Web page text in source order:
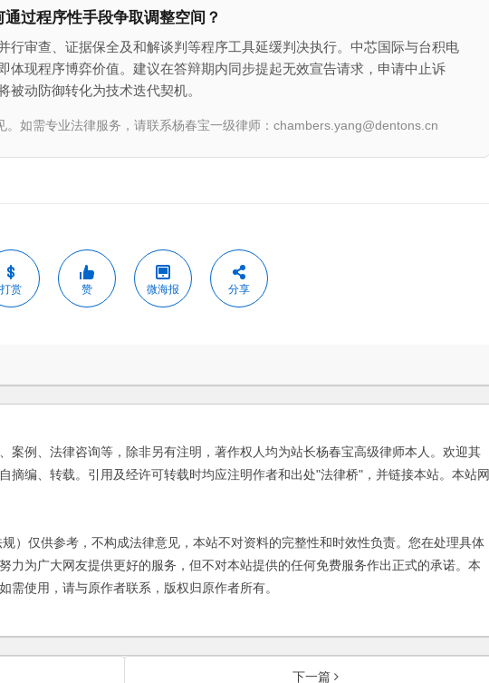
过程序性手段争取调整空间？
行审查、证据保全及和解谈判等程序工具延缓判决执行。中芯国际与台积电
体现程序博弈价值。建议在答辩期内同步提起无效宣告请求，申请中止诉
动防御转化为技术迭代契机。
。如需专业法律服务，请联系杨春宝一级律师：chambers.yang@dentons.cn
打赏 赞 微海报 分享
案例、法律咨询等，除非另有注明，著作权人均为站长杨春宝高级律师本人。欢迎其
摘编、转载。引用及经许可转载时均应注明作者和出处"法律桥"，并链接本站。本站网
仅供参考，不构成法律意见，本站不对资料的完整性和时效性负责。您在处理具体
力为广大网友提供更好的服务，但不对本站提供的任何免费服务作出正式的承诺。本
使用，请与原作者联系，版权归原作者所有。
下一篇